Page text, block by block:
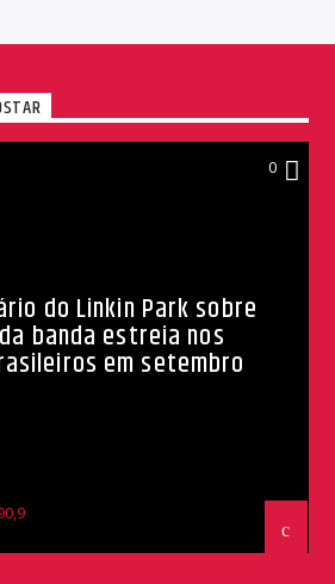
0
do Linkin Park sobre
banda estreia nos
em setembro